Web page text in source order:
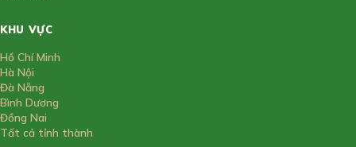
KHU VỰC
Hồ Chí Minh
Hà Nội
Đà Nẵng
Bình Dương
Đồng Nai
Tất cả tỉnh thành